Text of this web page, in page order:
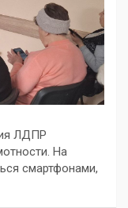
ЛДПР
На
смартфонами,